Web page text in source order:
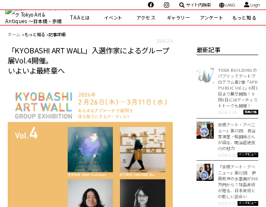
サイト内検索 LANG
Login
TAAとは
イベント アクセス ギャラリー アンケート もっと知る
ホーム »もっと知る »記事詳細
2026.2.9
「KYOBASHI ART WALL」入選作家によるグループ
展Vol.4開催。
いよいよ最終章へ
最新記事
TODA BUILDING の
パブリックアートプ
ログラム第2弾「APK
PUBLIC Vol.2」6月1
日より展示開始！ 6
月6日にはアーティス
トトークも開催！
2026.5.29 特集記事
京橋アート・アベニ
ュー』第33回 長谷
宝満堂・蛭田純さん
が語る、明治超絶技
巧の魅力
2026.5.18 インタビュー
『京橋アート・アベ
ニュー』第32回 伊
藤若冲の水墨画が380
万円から？加島美術
が贈る、日本美術と
の新しい出会い
2026.4.20 インタビュー